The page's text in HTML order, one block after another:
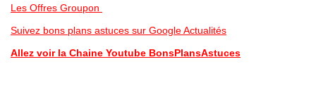
Les Offres Groupon
Suivez bons plans astuces sur Google Actualités
Allez voir la Chaine Youtube BonsPlansAstuces